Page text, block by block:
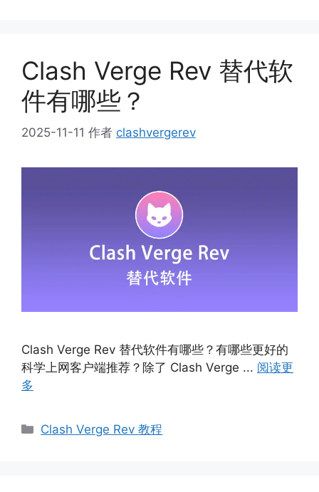
Clash Verge Rev 替代软
件有哪些？
2025-11-11 作者 clashvergerev
Clash Verge Rev 替代软件有哪些？有哪些更好的
科学上网客户端推荐？除了 Clash Verge ... 阅读更
多
Clash Verge Rev 教程